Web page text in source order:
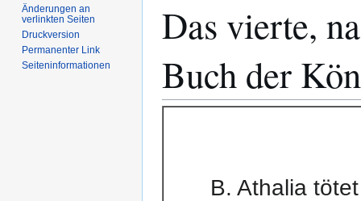
Das vierte,
Buch der
B. Athalia
Änderungen an
verlinkten Seiten
Druckversion
Permanenter Link
Seiten­­informationen